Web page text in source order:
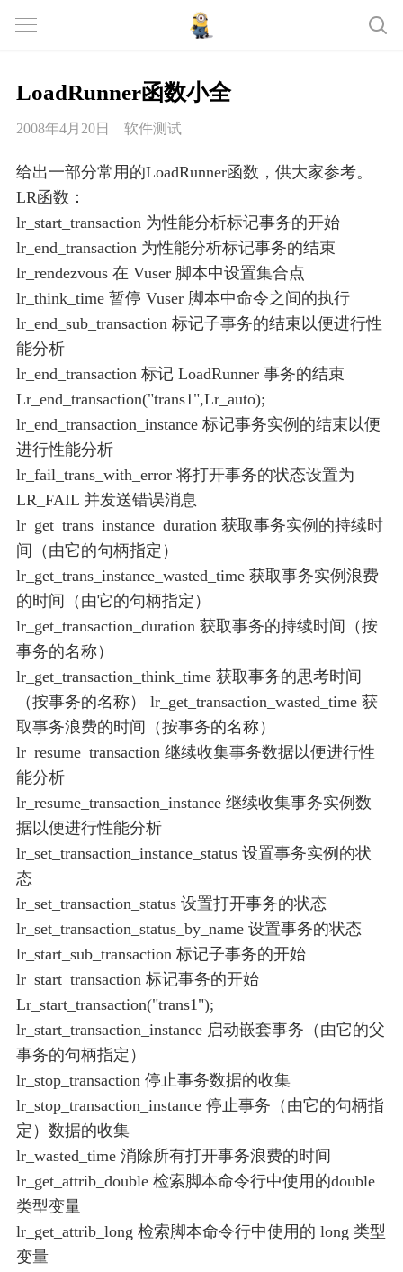
LoadRunner函数小全
2008年4月20日 软件测试
给出一部分常用的LoadRunner函数，供大家参考。
LR函数：
lr_start_transaction 为性能分析标记事务的开始
lr_end_transaction 为性能分析标记事务的结束
lr_rendezvous 在 Vuser 脚本中设置集合点
lr_think_time 暂停 Vuser 脚本中命令之间的执行
lr_end_sub_transaction 标记子事务的结束以便进行性
能分析
lr_end_transaction 标记 LoadRunner 事务的结束
Lr_end_transaction("trans1",Lr_auto);
lr_end_transaction_instance 标记事务实例的结束以便
进行性能分析
lr_fail_trans_with_error 将打开事务的状态设置为
LR_FAIL 并发送错误消息
lr_get_trans_instance_duration 获取事务实例的持续时
间（由它的句柄指定）
lr_get_trans_instance_wasted_time 获取事务实例浪费
的时间（由它的句柄指定）
lr_get_transaction_duration 获取事务的持续时间（按
事务的名称）
lr_get_transaction_think_time 获取事务的思考时间
（按事务的名称） lr_get_transaction_wasted_time 获
取事务浪费的时间（按事务的名称）
lr_resume_transaction 继续收集事务数据以便进行性
能分析
lr_resume_transaction_instance 继续收集事务实例数
据以便进行性能分析
lr_set_transaction_instance_status 设置事务实例的状
态
lr_set_transaction_status 设置打开事务的状态
lr_set_transaction_status_by_name 设置事务的状态
lr_start_sub_transaction 标记子事务的开始
lr_start_transaction 标记事务的开始
Lr_start_transaction("trans1");
lr_start_transaction_instance 启动嵌套事务（由它的父
事务的句柄指定）
lr_stop_transaction 停止事务数据的收集
lr_stop_transaction_instance 停止事务（由它的句柄指
定）数据的收集
lr_wasted_time 消除所有打开事务浪费的时间
lr_get_attrib_double 检索脚本命令行中使用的double
类型变量
lr_get_attrib_long 检索脚本命令行中使用的 long 类型
变量